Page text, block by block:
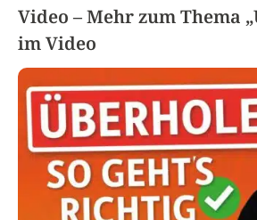
Video – Mehr zum Thema
im Video